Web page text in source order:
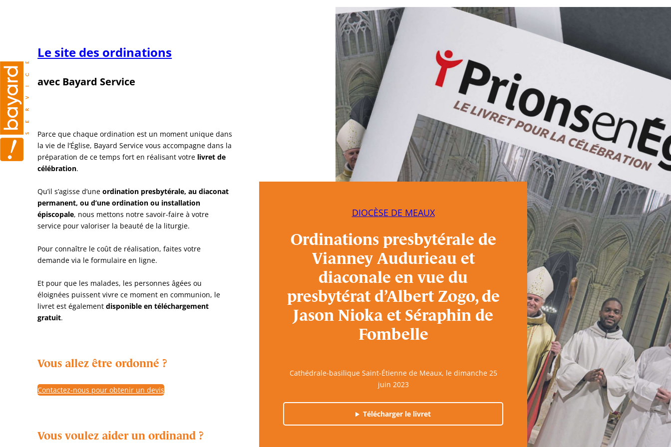
Le site des ordinations
avec Bayard Service
DIOCÈSE DE MEAUX
Ordinations presbytérale de
Vianney Audurieau et
diaconale en vue du
presbytérat d’Albert Zogo, de
Jason Nioka et Séraphin de
Fombelle
Cathédrale-basilique Saint-Étienne de Meaux, le dimanche 25
juin 2023
Télécharger le livret
Parce que chaque ordination est un moment unique dans
la vie de l’Église, Bayard Service vous accompagne dans la
préparation de ce temps fort en réalisant votre livret de
célébration.
Qu’il s’agisse d’uneordination presbytérale, au diaconat
permanent, ou d’une ordination ou installation
épiscopale, nous mettons notre savoir-faire à votre
service pour valoriser la beauté de la liturgie.
Pour connaître le coût de réalisation, faites votre
demande via le formulaire en ligne.
Et pour que les malades, les personnes âgées ou
éloignées puissent vivre ce moment en communion, le
livret est égalementdisponible en téléchargement
gratuit.
Vous allez être ordonné ?
Contactez-nous pour obtenir un devis
Vous voulez aider un ordinand ?